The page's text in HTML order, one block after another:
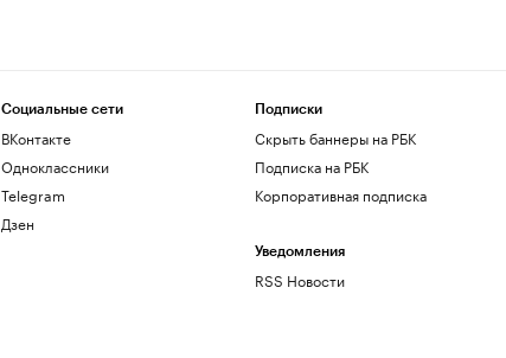
Социальные сети
ВКонтакте
Одноклассники
Telegram
Дзен
Подписки
Скрыть баннеры на РБК
Подписка на РБК
Корпоративная подписка
Уведомления
RSS Новости